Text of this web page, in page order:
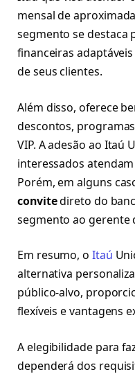
mensal de
segmento se destaca
financeiras
de seus clientes.
Além disso, oferece
descontos,
VIP. A adesão ao Itaú
interessados
Porém, em alguns
convitedireto do
segmento ao gerente
Em resumo, o Itaú
alternativa
público-alvo,
flexíveis e vantagens
A elegibilidade para
dependerá dos